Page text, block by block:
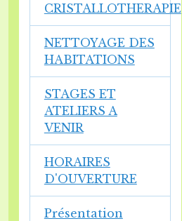
CRISTALLOTHERAPIE
NETTOYAGE DES
HABITATIONS
STAGES ET
ATELIERS A
VENIR
HORAIRES
D'OUVERTURE
Présentation